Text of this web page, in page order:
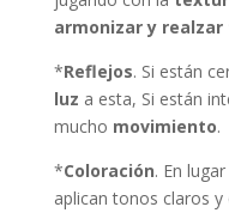
armonizar y
*Reflejos. Si están
luz a esta, Si están
mucho movimiento.
*Coloración. En
aplican tonos claros